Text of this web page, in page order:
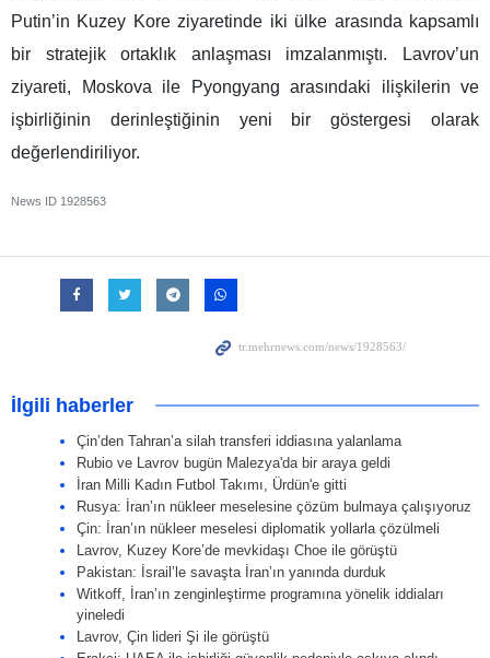
Putin’in Kuzey Kore ziyaretinde iki ülke arasında kapsamlı
bir stratejik ortaklık anlaşması imzalanmıştı. Lavrov’un
ziyareti, Moskova ile Pyongyang arasındaki ilişkilerin ve
işbirliğinin derinleştiğinin yeni bir göstergesi olarak
değerlendiriliyor.
News ID 1928563
İlgili haberler
Çin’den Tahran’a silah transferi iddiasına yalanlama
Rubio ve Lavrov bugün Malezya'da bir araya geldi
İran Milli Kadın Futbol Takımı, Ürdün'e gitti
Rusya: İran’ın nükleer meselesine çözüm bulmaya çalışıyoruz
Çin: İran’ın nükleer meselesi diplomatik yollarla çözülmeli
Lavrov, Kuzey Kore’de mevkidaşı Choe ile görüştü
Pakistan: İsrail’le savaşta İran’ın yanında durduk
Witkoff, İran’ın zenginleştirme programına yönelik iddiaları
yineledi
Lavrov, Çin lideri Şi ile görüştü